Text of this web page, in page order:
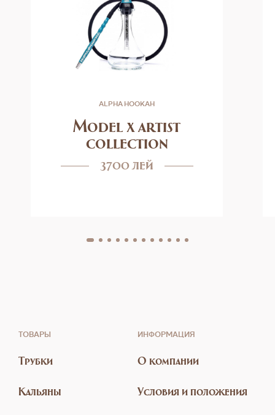
ALPHA HOOKAH
Model x artist
collection
3700 лей
ТОВАРЫ
Трубки
Кальяны
ИНФОРМАЦИЯ
О компании
Условия и положения